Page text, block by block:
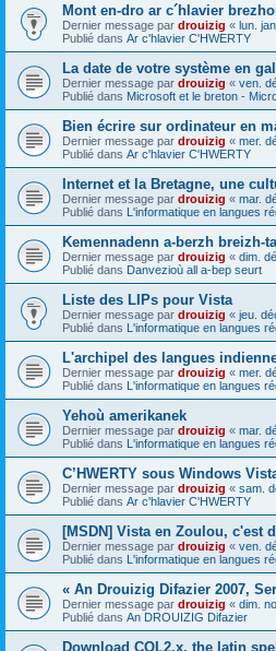
Mont en-dro ar c´hlavier
Dernier message par drouizig « lun.
Publié dans Ar c'hlavier C'HWERTY
La date de votre système en
Dernier message par drouizig « ven.
Publié dans Microsoft et le breton -
Bien écrire sur ordinateur en
Dernier message par drouizig « mer.
Publié dans Ar c'hlavier C'HWERTY
Internet et la Bretagne, une
Dernier message par drouizig « mar.
Publié dans L'informatique en langues
Kemennadenn a-berzh breizh-
Dernier message par drouizig « dim.
Publié dans Danvezioù all a-bep seurt
Liste des LIPs pour Vista
Dernier message par drouizig « jeu.
Publié dans L'informatique en langues
L'archipel des langues
Dernier message par drouizig « mer.
Publié dans L'informatique en langues
Yehoù amerikanek
Dernier message par drouizig « mar.
Publié dans L'informatique en langues
C’HWERTY sous Windows
Dernier message par drouizig « sam.
Publié dans Ar c'hlavier C'HWERTY
[MSDN] Vista en Zoulou, c'est
Dernier message par drouizig « ven.
Publié dans L'informatique en langues
« An Drouizig Difazier 2007,
Dernier message par drouizig « dim.
Publié dans An DROUIZIG Difazier
Download COL2.x, the latin